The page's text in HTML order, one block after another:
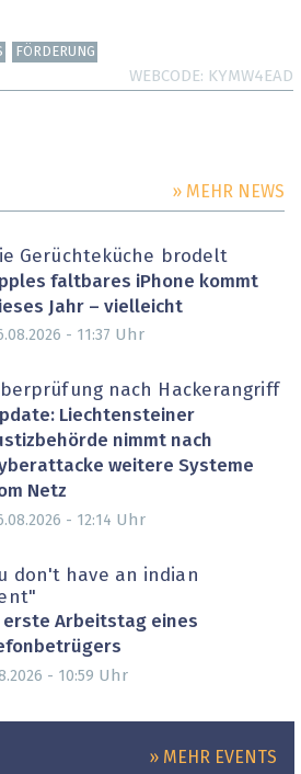
FÖRDERUNG
WEBCODE KYMW4EAD
» MEHR NEWS
Gerüchteküche brodelt
faltbares iPhone kommt
Jahr – vielleicht
- 11:37 Uhr
nach Hackerangriff
Liechtensteiner
nimmt nach
weitere Systeme
Netz
- 12:14 Uhr
don't have an indian
erste Arbeitstag eines
- 10:59 Uhr
» MEHR EVENTS